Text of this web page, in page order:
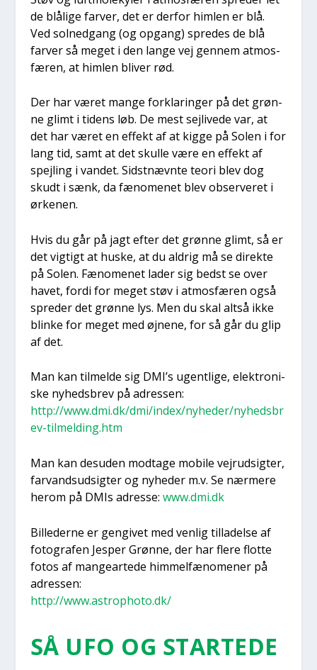
de blå­li­ge far­ver, det er der­for him­len er blå.
Ved sol­ned­gang (og opgang) spre­des de blå
far­ver så meget i den lan­ge vej gen­nem atmos­
fæ­ren, at him­len bli­ver rød.
Der har været man­ge for­kla­rin­ger på det grøn­
ne glimt i tidens løb. De mest sej­li­ve­de var, at
det har været en effekt af at kig­ge på Solen i for
lang tid, samt at det skul­le være en effekt af
spej­ling i van­det. Sidst­nævn­te teo­ri blev dog
skudt i sænk, da fæno­me­net blev obser­ve­ret i
ørke­nen.
Hvis du går på jagt efter det grøn­ne glimt, så er
det vig­tigt at huske, at du aldrig må se direk­te
på Solen. Fæno­me­net lader sig bedst se over
havet, for­di for meget støv i atmos­fæ­ren også
spre­der det grøn­ne lys. Men du skal alt­så ikke
blin­ke for meget med øjne­ne, for så går du glip
af det.
Man kan til­mel­de sig DMI’s ugent­li­ge, elek­tro­ni­
ske nyheds­brev på adres­sen:
http://www.dmi.dk/dmi/index/nyheder/nyhedsbr
ev-tilmelding.htm
Man kan des­u­den mod­ta­ge mobi­le vej­r­ud­sig­ter,
far­vands­ud­sig­ter og nyhe­der m.v. Se nær­me­re
her­om på DMIs adres­se: www.dmi.dk
Bil­le­der­ne er gen­gi­vet med ven­lig til­la­del­se af
foto­gra­fen Jes­per Grøn­ne, der har fle­re flot­te
fotos af man­gear­te­de him­mel­fæ­no­me­ner på
adres­sen:
http://www.astrophoto.dk/
SÅ UFO OG STAR­TE­DE